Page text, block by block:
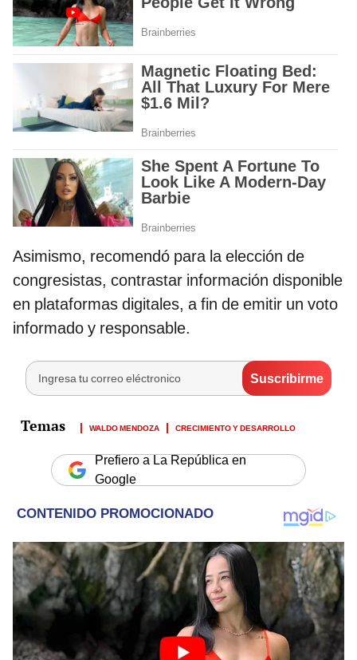
Asimismo, recomendó para la elección de
congresistas, contrastar información disponible
en plataformas digitales, a fin de emitir un voto
informado y responsable.
WALDO MENDOZA CRECIMIENTO Y DESARROLLO
Prefiero a La República en
Google